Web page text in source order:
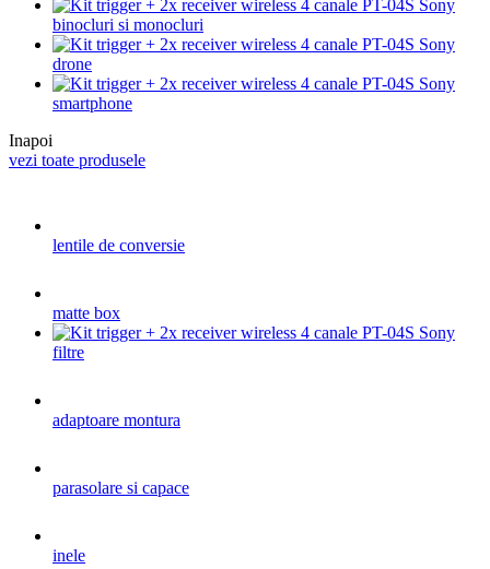
binocluri si monocluri
drone
smartphone
Inapoi
vezi toate produsele
lentile de conversie
matte box
filtre
adaptoare montura
parasolare si capace
inele